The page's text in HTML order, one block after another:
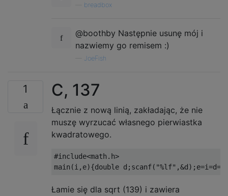
breadbox
@boothby Następnie usunę mój i
nazwiemy go remisem :)
JoeFish
1 C, 137
Łącznie z nową linią, zakładając, że nie
muszę wyrzucać własnego pierwiastka
kwadratowego.
#include<math.h>
Łamie się dla sqrt (139) i zawiera